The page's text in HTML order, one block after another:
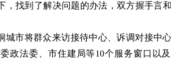
找到了解决问题的办法，双方握手言
市将群众来访接待中心、诉调对接中
政法委、市住建局等10个服务窗口以